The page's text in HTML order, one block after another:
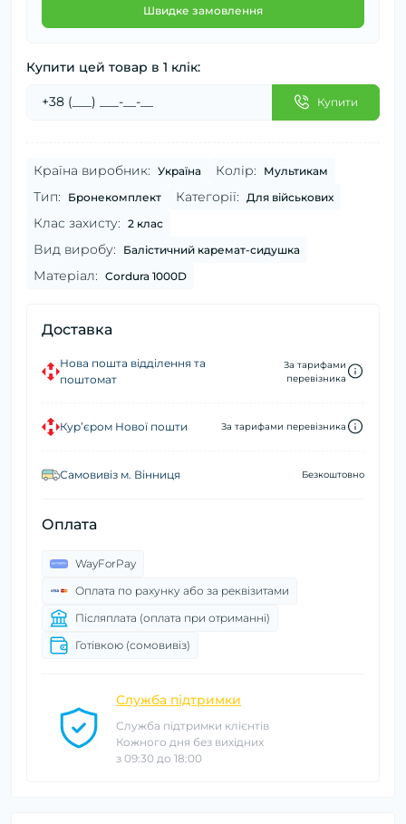
Швидке замовлення
Купити цей товар в 1 клік:
Купити
Країна виробник: Україна Колір: Мультикам
Тип: Бронекомплект Категорії: Для військових
Клас захисту: 2 клас
Вид виробу: Балістичний каремат-сидушка
Матеріал: Cordura 1000D
Доставка
Нова пошта відділення та
поштомат
За тарифами
перевізника
Кур’єром Нової пошти За тарифами перевізника
Самовивіз м. Вінниця Безкоштовно
Оплата
WayForPay
Оплата по рахунку або за реквізитами
Післяплата (оплата при отриманні)
Готівкою (сомовивіз)
Служба підтримки
Служба підтримки клієнтів
Кожного дня без вихідних
з 09:30 до 18:00